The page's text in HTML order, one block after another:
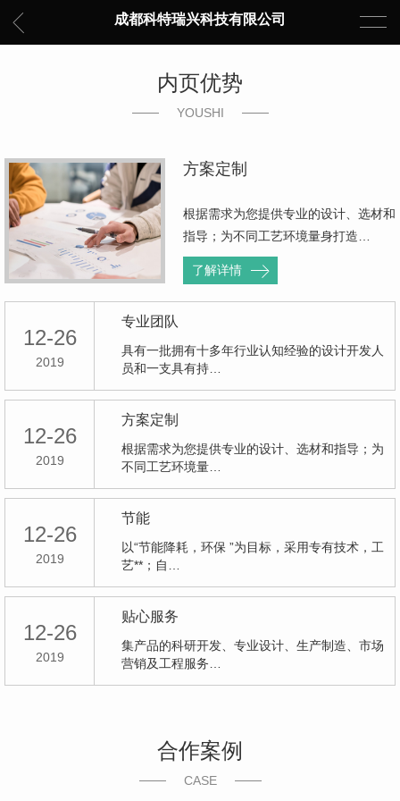
成都科特瑞兴科技有限公司
内页优势
YOUSHI
方案定制
根据需求为您提供专业的设计、选材和
指导；为不同工艺环境量身打造…
了解详情
12-26
2019
专业团队
具有一批拥有十多年行业认知经验的设计开发人
员和一支具有持…
12-26
2019
方案定制
根据需求为您提供专业的设计、选材和指导；为
不同工艺环境量…
12-26
2019
节能
以“节能降耗，环保 ”为目标，采用专有技术，工
艺**；自…
12-26
2019
贴心服务
集产品的科研开发、专业设计、生产制造、市场
营销及工程服务…
合作案例
CASE